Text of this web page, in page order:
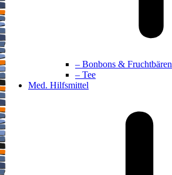
– Bonbons & Fruchtbären
– Tee
Med. Hilfsmittel